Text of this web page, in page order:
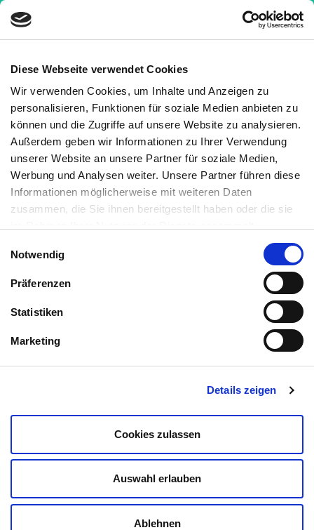
Diese Webseite verwendet Cookies
Wir verwenden Cookies, um Inhalte und Anzeigen zu
personalisieren, Funktionen für soziale Medien anbieten zu
können und die Zugriffe auf unsere Website zu analysieren.
Außerdem geben wir Informationen zu Ihrer Verwendung
unserer Website an unsere Partner für soziale Medien,
Werbung und Analysen weiter. Unsere Partner führen diese
Informationen möglicherweise mit weiteren Daten
zusammen, die Sie ihnen bereitgestellt haben oder die sie
haben. Sie können jederzeit die Cookie-Einstellungen
widerrufen oder ändern:
. Es befindet
sich auch ein Link in der Fußzeile zu den Einstellungen der
Cookies um diese jederzeit widerrufen oder ändern zu
können.
Notwendig
Präferenzen
Statistiken
Marketing
Details zeigen
Cookies zulassen
Auswahl erlauben
Ablehnen
Krankheiten »Autoimmunerkrankungen »
Hashimoto Thyreoiditis
Hashimoto Thyreoiditis –
ein Problem mit vielen Gesichtern
Hashimoto Thyreoiditis – ein
Problem mit vielen Gesichtern
Inhaltsüberblick
Hashimoto Thyreoiditis
Autoimmunerkrankungen gehören nach Herz-Kreislauf-
und Tumorerkrankungen zu den weltweit dritthäufigsten
Krankheiten mit steigender Tendenz. Erkrankungen der
findet man nach neuesten Erkenntnissen in